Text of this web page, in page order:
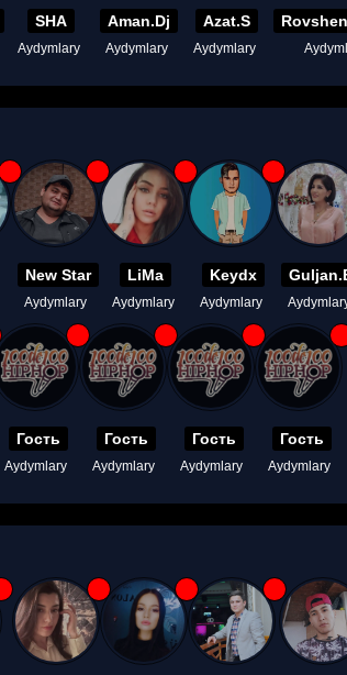
SHA
Aydymlary
Aman.Dj
Aydymlary
Azat.S
Aydymlary
New Star
Aydymlary
LiMa
Aydymlary
Keydx
Aydymlary
Гость
Aydymlary
Гость
Aydymlary
Гость
Aydymlary
Гость
Aydymlary